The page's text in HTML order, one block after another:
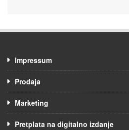
Impressum
Prodaja
Marketing
Pretplata na digitalno izdanje